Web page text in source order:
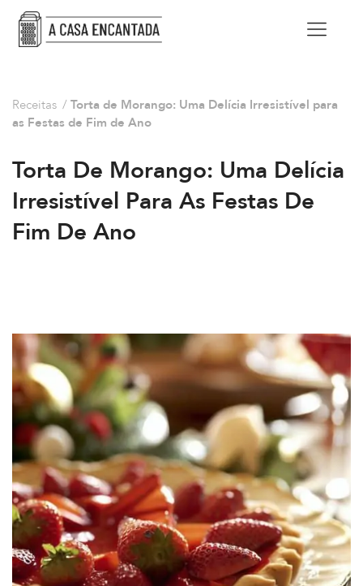
Receitas / Torta de Morango: Uma Delícia Irresistível para
as Festas de Fim de Ano
Torta De Morango: Uma Delícia
Irresistível Para As Festas De
Fim De Ano